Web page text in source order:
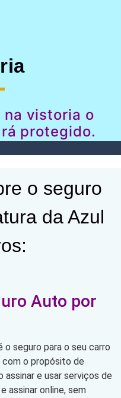
na vistoria o
protegido.
o seguro
da Azul
Auto por
o seguro para o seu carro
com o propósito de
assinar e usar serviços de
assinar online, sem